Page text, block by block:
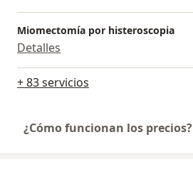
Miomectomía por histeroscopia
Detalles
+ 83 servicios
¿Cómo funcionan los precios?